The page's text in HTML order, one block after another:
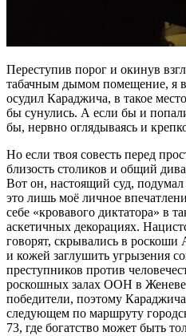
Переступив порог и окинув
табачным дымом помещение, я
осудил Караджича, в такое
бы сунулись. А если бы и
бы, нервно оглядываясь и
Но если твоя совесть перед
близость столиков и общий
Вот он, настоящий суд,
это лишь моё личное
себе «кровавого диктатора» в
аскетичных декорациях.
говорят, скрывались в
и кожей заглушить угрызения
преступников против
роскошных залах ООН в
победители, поэтому
следующем по маршруту
73, где богатство может быть